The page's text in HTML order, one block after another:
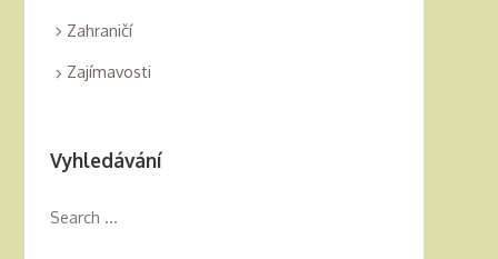
Zahraničí
Zajímavosti
Vyhledávání